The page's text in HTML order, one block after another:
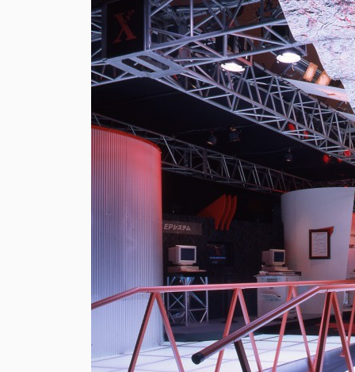
2025
Ploom Stand
Ploom Stand 店舗開発プロジェクト
Client: JT
プロダクト / プロモーション